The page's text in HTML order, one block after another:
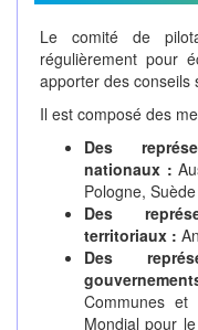
Le comité de
régulièrement pour
apporter des conseils
Il est composé des
Des
nationaux :
Pologne,
Des
territoriaux :
Des
Communes et
Mondial pour